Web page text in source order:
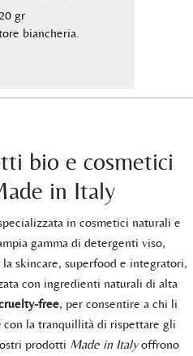
20 gr
biancheria.
bio e cosmetici
in Italy
in cosmetici naturali e
gamma di detergenti viso,
skincare, superfood e integratori,
con ingredienti naturali di alta
free, per consentire a chi li
con la tranquillità di rispettare gli
prodotti Made in Italyoffrono